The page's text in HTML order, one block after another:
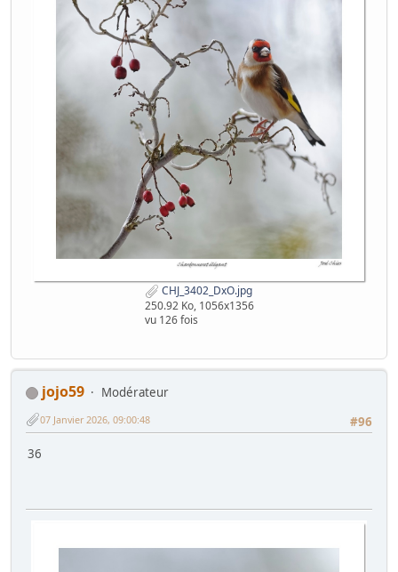
CHJ_3402_DxO.jpg
250.92 Ko, 1056x1356
vu 126 fois
jojo59
Modérateur
#96
07 Janvier 2026, 09:00:48
36